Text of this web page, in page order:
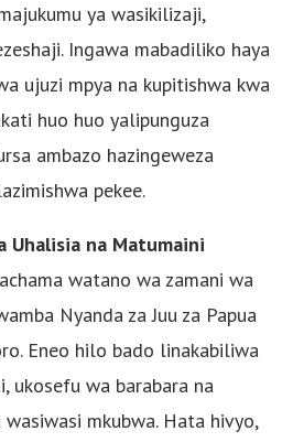
ya wasikilizaji,
Ingawa mabadiliko haya
ujuzi mpya na kupitishwa kwa
huo huo yalipunguza
ambazo hazingeweza
pekee.
Uhalisia na Matumaini
watano wa zamani wa
Nyanda za Juu za Papua
Eneo hilo bado linakabiliwa
ukosefu wa barabara na
mkubwa. Hata hivyo,